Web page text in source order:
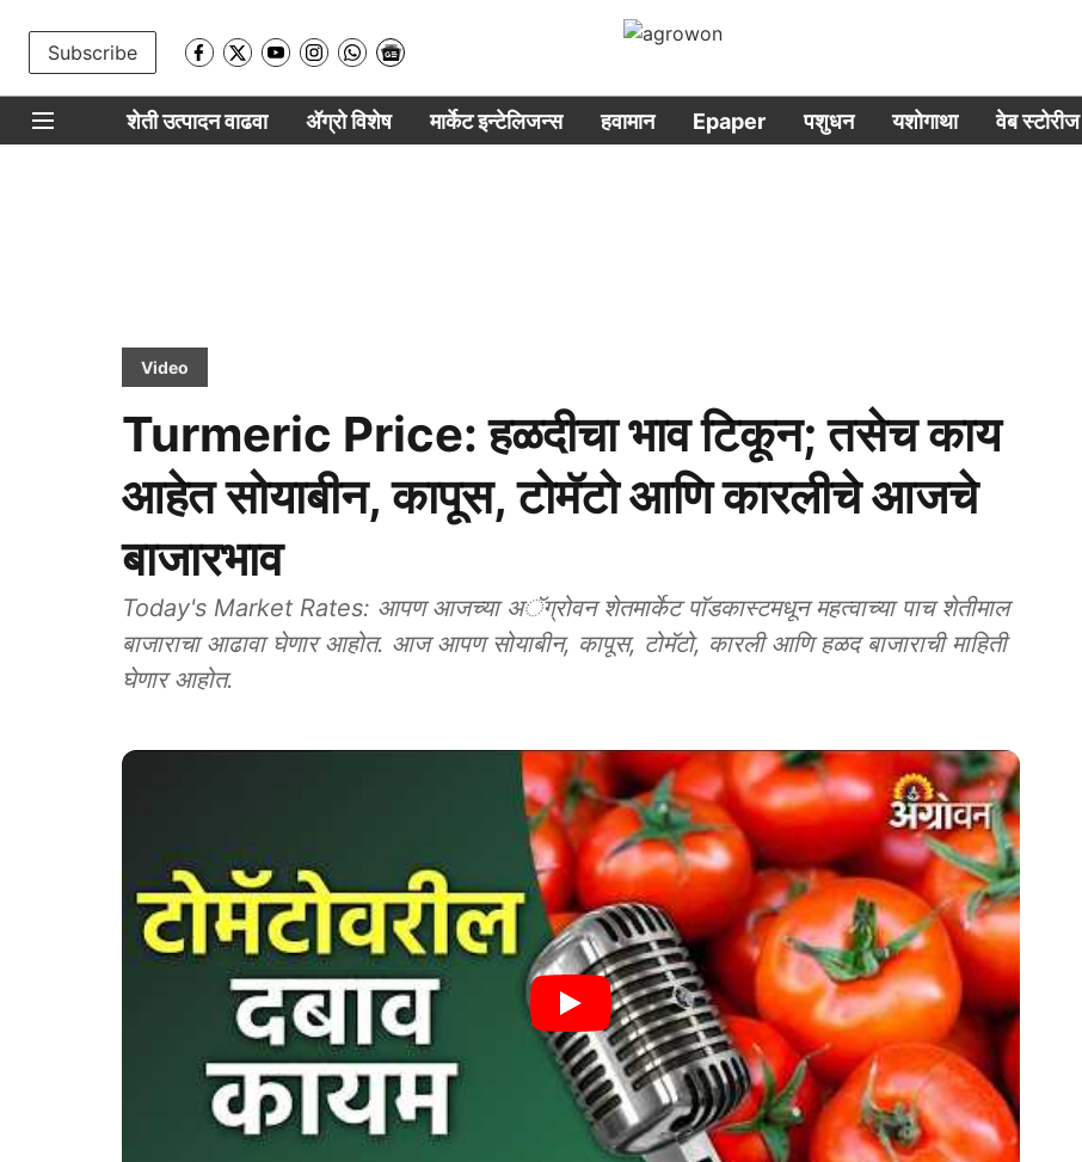
Subscribe
शेती उत्पादन वाढवा ॲग्रो विशेष मार्केट इन्टेलिजन्स हवामान Epaper पशुधन यशोगाथा वेब स्टोरीज
Video
Turmeric Price: हळदीचा भाव टिकून; तसेच काय
आहेत सोयाबीन, कापूस, टोमॅटो आणि कारलीचे आजचे
बाजारभाव
Today's Market Rates: आपण आजच्या अॅग्रोवन शेतमार्केट पाॅडकास्टमधून महत्वाच्या पाच शेतीमाल
बाजाराचा आढावा घेणार आहोत. आज आपण सोयाबीन, कापूस, टोमॅटो, कारली आणि हळद बाजाराची माहिती
घेणार आहोत.